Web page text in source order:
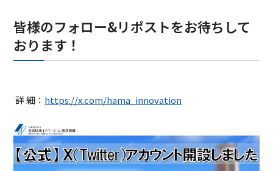
皆様のフォロー&リポストをお待ちして
おります！
詳 細： https://x.com/hama_innovation